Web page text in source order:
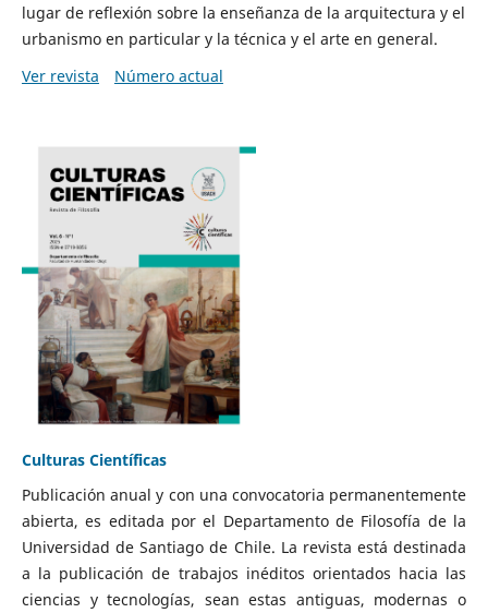
lugar de reflexión sobre la enseñanza de la arquitectura y el
urbanismo en particular y la técnica y el arte en general.
Ver revista
Número actual
Culturas Científicas
Publicación anual y con una convocatoria permanentemente
abierta, es editada por el Departamento de Filosofía de la
Universidad de Santiago de Chile. La revista está destinada
a la publicación de trabajos inéditos orientados hacia las
ciencias y tecnologías, sean estas antiguas, modernas o